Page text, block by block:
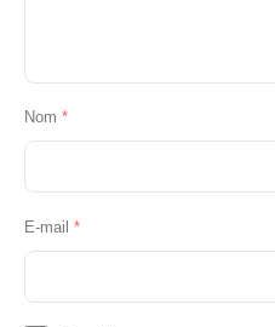
Nom *
E-mail *